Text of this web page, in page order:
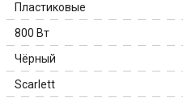
Пластиковые
800 Вт
Чёрный
Scarlett